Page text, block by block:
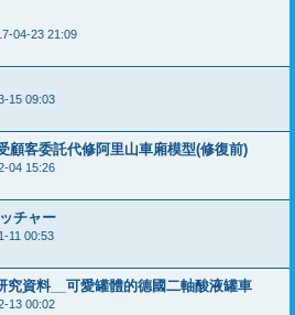
04-23 21:09
15 09:03
顧客委託代修阿里山車廂模型(修復前)
04 15:26
チャー
11 00:53
究資料__可愛罐體的德國二軸酸液罐車
13 00:02